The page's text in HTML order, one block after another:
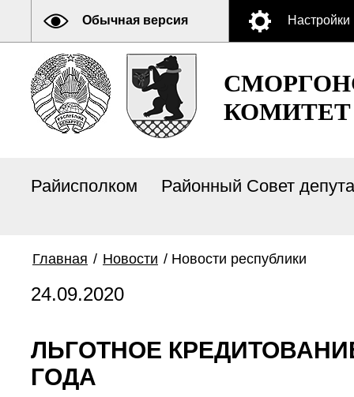
Обычная версия Настройки
КОМИТЕТ
Райисполком Районный Совет
Главная / Новости / Новости республики
24.09.2020
ЛЬГОТНОЕ
ГОДА